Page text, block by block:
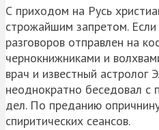
С приходом на Русь
строжайшим запретом.
разговоров отправлен на
чернокнижниками и
врач и известный
неоднократно беседовал с
дел. По преданию
спиритических сеансов.